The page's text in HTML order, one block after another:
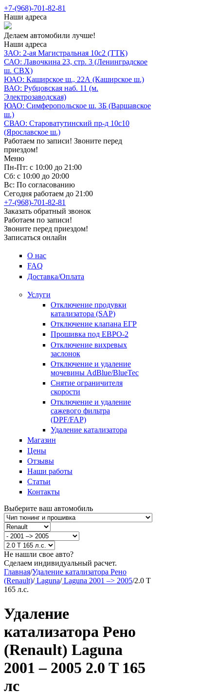
+7-(968)-701-82-81
Наши адреса
Делаем автомобили лучше!
Наши адреса
ЗАО: 2-ая Магистральная 10с2 (ТТК)
САО: Лавочкина 23, стр. 3 (Ленинградское
ш. СВХ)
ЮАО: Каширское ш., 22А (Каширское ш.)
ВАО: Рубцовская наб. 11 (м.
Электрозаводская)
ЮАО: Симферопольское ш. 3Б (Варшавское
ш.)
СВАО: Староватутинский пр-д 10с10
(Ярославское ш.)
Работаем по записи! Звоните перед
приездом!
Меню
Пн-Пт: с 10:00 до 21:00
Сб: с 10:00 до 20:00
Вс: По согласованию
Сегодня работаем до 21:00
+7-(968)-701-82-81
Заказать обратный звонок
Работаем по записи!
Звоните перед приездом!
Записаться онлайн
О нас
FAQ
Доставка/Оплата
Услуги
Отключение продувки
катализатора (SAP)
Отключение клапана ЕГР
Прошивка под ЕВРО-2
Отключение вихревых
заслонок
Отключение и удаление
мочевины AdBlue/BlueTec
Снятие ограничителя
скорости
Отключение и удаление
сажевого фильтра
(DPF/FAP)
Удаление катализатора
Магазин
Цены
Отзывы
Наши работы
Статьи
Контакты
Выберите ваш автомобиль
Не нашли свое авто?
Сделаем индивидуальный расчет.
Главная/Удаление катализатора Рено
(Renault)/Laguna/Laguna 2001 –> 2005/2.0 T
165 л.с.
Удаление
катализатора Рено
(Renault) Laguna
2001 – 2005 2.0 T 165
лс